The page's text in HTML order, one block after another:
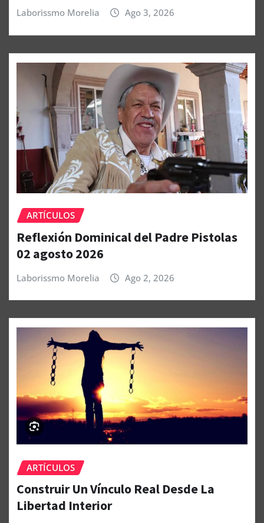
Laborissmo Morelia Ago 3, 2026
ARTÍCULOS
Reflexión Dominical del Padre Pistolas
02 agosto 2026
Laborissmo Morelia Ago 2, 2026
ARTÍCULOS
Construir Un Vínculo Real Desde La
Libertad Interior